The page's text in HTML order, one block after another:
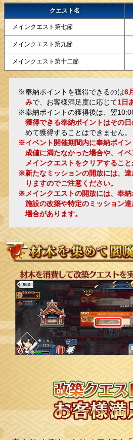
クエスト名
メインクエスト第七節
メインクエスト第九節
メインクエスト第十二節
※奉納ポイントを獲得できるのは6
みで、お客様満足度に応じて1日
※奉納ポイントの獲得後は、翌
獲得できる奉納ポイントはその
めて獲得することはできません。
※イベント開催期間内に奉納ポイ
成値に満たなかった場合や、イ
メインクエストをクリアするこ
※新たなミッションの開放には、
りますのでご注意ください。
※メインクエストの開放には、奉
施設の改築や特定のミッション
場合があります。